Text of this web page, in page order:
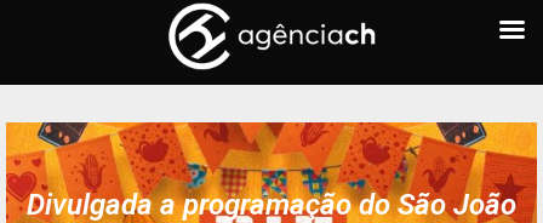
Divulgada a programação do São João